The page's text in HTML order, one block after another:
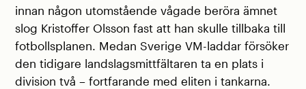
innan någon utomstående vågade beröra ämnet
slog Kristoffer Olsson fast att han skulle tillbaka till
fotbollsplanen. Medan Sverige VM-laddar försöker
den tidigare landslagsmittfältaren ta en plats i
division två – fortfarande med eliten i tankarna.